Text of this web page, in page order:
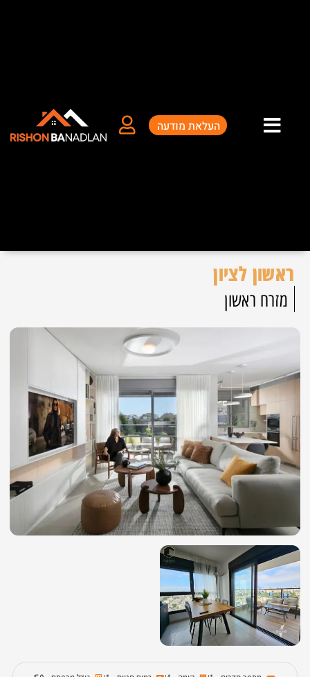
העלאת מודעה
ראשון לציון
מזרח ראשון